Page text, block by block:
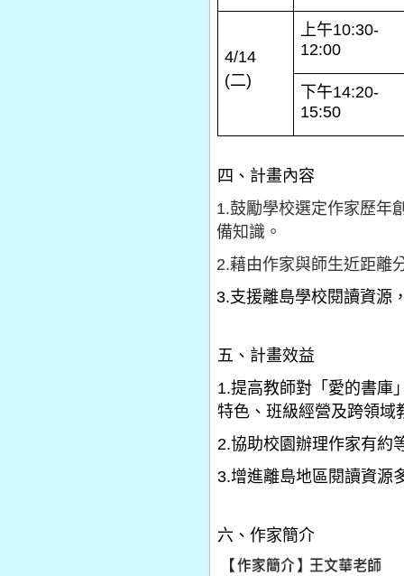
4/14
(二)
上午10:30-
12:00
下午14:20-
15:50
四、計畫內容
1.鼓勵學校選定作家歷年
備知識。
2.藉由作家與師生近距離
3.支援離島學校閱讀資源
五、計畫效益
1.提高教師對「愛的書庫
特色、班級經營及跨領域
2.協助校園辦理作家有約
3.增進離島地區閱讀資源
六、作家簡介